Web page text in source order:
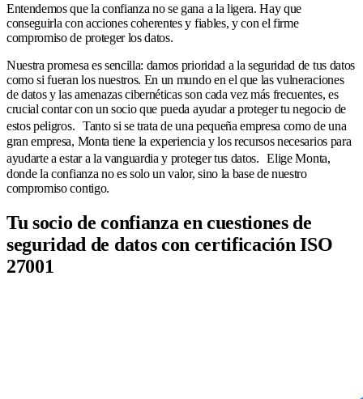
Entendemos que la confianza no se gana a la ligera. Hay que
conseguirla con acciones coherentes y fiables, y con el firme
compromiso de proteger los datos.
Nuestra promesa es sencilla: damos prioridad a la seguridad de tus datos
como si fueran los nuestros. En un mundo en el que las vulneraciones
de datos y las amenazas cibernéticas son cada vez más frecuentes, es
crucial contar con un socio que pueda ayudar a proteger tu negocio de
estos peligros. Tanto si se trata de una pequeña empresa como de una
gran empresa, Monta tiene la experiencia y los recursos necesarios para
ayudarte a estar a la vanguardia y proteger tus datos. Elige Monta,
donde la confianza no es solo un valor, sino la base de nuestro
compromiso contigo.
Tu socio de confianza en cuestiones de
seguridad de datos con certificación ISO
27001